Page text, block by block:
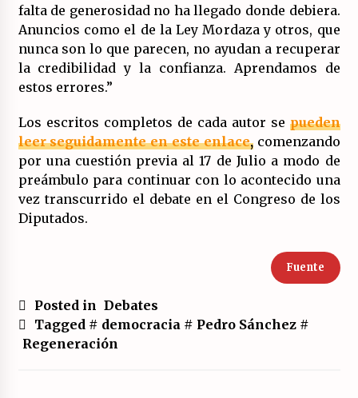
falta de generosidad no ha llegado donde debiera.
Anuncios como el de la Ley Mordaza y otros, que
nunca son lo que parecen, no ayudan a recuperar
la credibilidad y la confianza. Aprendamos de
estos errores.”
Los escritos completos de cada autor se pueden
leer seguidamente en este enlace,comenzando
por una cuestión previa al 17 de Julio a modo de
preámbulo para continuar con lo acontecido una
vez transcurrido el debate en el Congreso de los
Diputados.
Fuente
Posted in Debates
Tagged # democracia # Pedro Sánchez#
Regeneración